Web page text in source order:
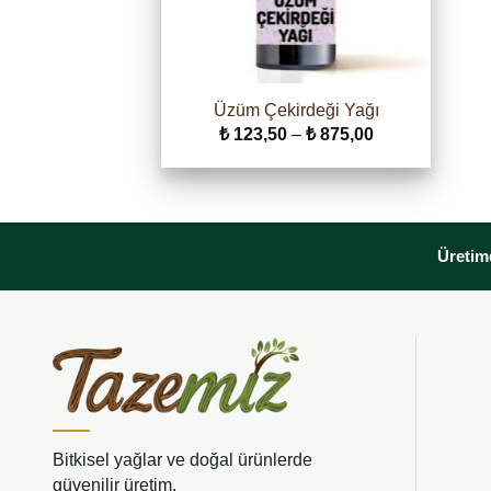
Üzüm Çekirdeği Yağı
₺123,50 – ₺875,00Fiyat
₺ 123,50
-
Bitkisel yağlar ve doğal ürünlerde
güvenilir üretim.